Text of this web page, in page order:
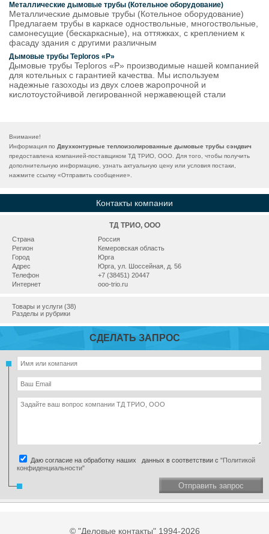
Металлические дымовые трубы (Котельное оборудование)
Металлические дымовые трубы (Котельное оборудование)
Предлагаем трубы в каркасе одноствольные, многоствольные,
самонесущие (бескаркасные), на оттяжках, с креплением к
фасаду здания с другими различным
Дымовые трубы Teploros «P»
Дымовые трубы Teploros «P» производимые нашей компанией
для котельных с гарантией качества. Мы используем
надежные газоходы из двух слоев жаропрочной и
кислотоустойчивой легированной нержавеющей стали
Внимание!
Информация по Двухконтурные теплоизолированные дымовые трубы сэндвич
предоставлена компанией-поставщиком ТД ТРИО, ООО. Для того, чтобы получить
дополнительную информацию, узнать актуальную цену или условия постаки,
нажмите ссылку «Отправить сообщение».
Контакты компании
ТД ТРИО, ООО
Страна
Россия
Регион
Кемеровская область
Город
Юрга
Адрес
Юрга, ул. Шоссейная, д. 56
Телефон
+7 (38451) 20447
Интернет
ooo-trio.ru
Товары и услуги (38)
Разделы и рубрики
СДЕЛАТЬ ЗАПРОС
Даю согласие на обработку наших данных в соответствии с "Политикой
конфиденциальности"
Отправить запрос
© "Деловые контакты" 1994-2026